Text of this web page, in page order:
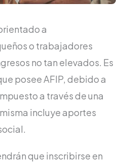
a
o trabajadores
no tan elevados. Es
posee AFIP, debido a
a través de una
incluye aportes
que inscribirse en